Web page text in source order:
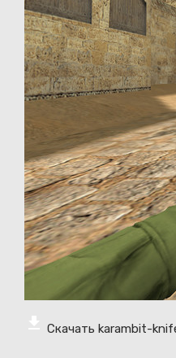
Скачать karambit-